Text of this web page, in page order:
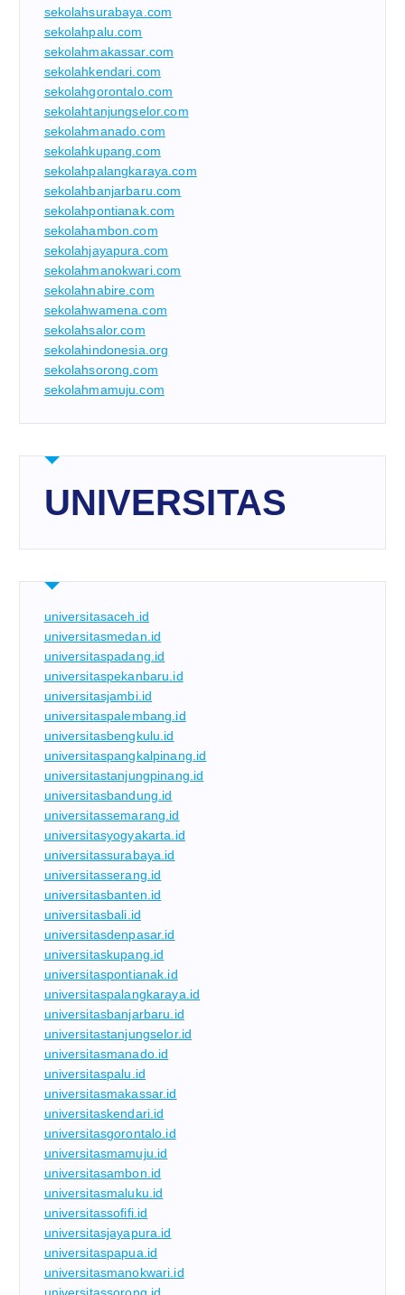
sekolahsurabaya.com
sekolahpalu.com
sekolahmakassar.com
sekolahkendari.com
sekolahgorontalo.com
sekolahtanjungselor.com
sekolahmanado.com
sekolahkupang.com
sekolahpalangkaraya.com
sekolahbanjarbaru.com
sekolahpontianak.com
sekolahambon.com
sekolahjayapura.com
sekolahmanokwari.com
sekolahnabire.com
sekolahwamena.com
sekolahsalor.com
sekolahindonesia.org
sekolahsorong.com
sekolahmamuju.com
UNIVERSITAS
universitasaceh.id
universitasmedan.id
universitaspadang.id
universitaspekanbaru.id
universitasjambi.id
universitaspalembang.id
universitasbengkulu.id
universitaspangkalpinang.id
universitastanjungpinang.id
universitasbandung.id
universitassemarang.id
universitasyogyakarta.id
universitassurabaya.id
universitasserang.id
universitasbanten.id
universitasbali.id
universitasdenpasar.id
universitaskupang.id
universitaspontianak.id
universitaspalangkaraya.id
universitasbanjarbaru.id
universitastanjungselor.id
universitasmanado.id
universitaspalu.id
universitasmakassar.id
universitaskendari.id
universitasgorontalo.id
universitasmamuju.id
universitasambon.id
universitasmaluku.id
universitassofifi.id
universitasjayapura.id
universitaspapua.id
universitasmanokwari.id
universitassorong.id